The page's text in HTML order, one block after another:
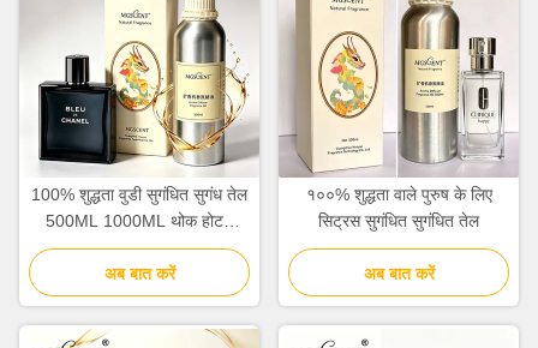
100% शुद्धता वुडी सुगंधित सुगंध तेल
500ML 1000ML थोक होटल
संग्रह
अब बात करें
१००% शुद्धता वाले पुरुष के लिए
सिट्रस सुगंधित सुगंधित तेल
अब बात करें